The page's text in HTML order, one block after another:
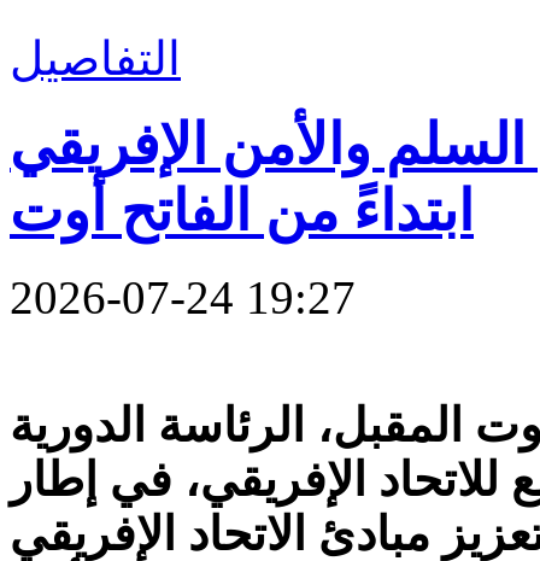
التفاصيل
والأمن الإفريقي
ابتداءً من الفاتح أوت
2026-07-24 19:27
المقبل، الرئاسة الدورية
الإفريقي، في إطار
مبادئ الاتحاد الإفريقي